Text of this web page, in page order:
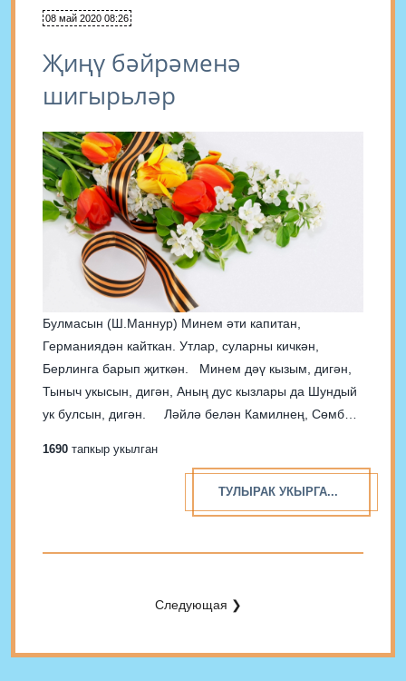
08 май 2020 08:26
Җиңү бәйрәменә
шигырьләр
Булмасын (Ш.Маннур) Минем әти капитан,
Германиядән кайткан. Утлар, суларны кичкән,
Берлинга барып җиткән. Минем дәү кызым, дигән,
Тыныч укысын, дигән, Аның дус кызлары да Шундый
ук булсын, дигән. Ләйлә белән Камилнең, Сөмбел
тырышкан. Алар бергә йөргәннәр, Бергә-бергә
1690 тапкыр укылган
ТУЛЫРАК УКЫРГА...
Следующая ❯